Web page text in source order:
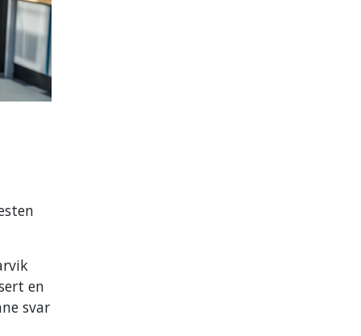
en
svar